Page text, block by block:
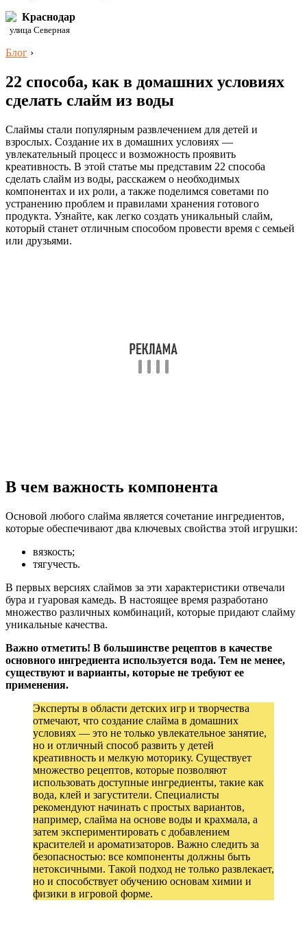
Краснодар
улица Северная
Блог ›
22 способа, как в домашних условиях
сделать слайм из воды
Слаймы стали популярным развлечением для детей и
взрослых. Создание их в домашних условиях —
увлекательный процесс и возможность проявить
креативность. В этой статье мы представим 22 способа
сделать слайм из воды, расскажем о необходимых
компонентах и их роли, а также поделимся советами по
устранению проблем и правилами хранения готового
продукта. Узнайте, как легко создать уникальный слайм,
который станет отличным способом провести время с семьей
или друзьями.
В чем важность компонента
Основой любого слайма является сочетание ингредиентов,
которые обеспечивают два ключевых свойства этой игрушки:
вязкость;
тягучесть.
В первых версиях слаймов за эти характеристики отвечали
бура и гуаровая камедь. В настоящее время разработано
множество различных комбинаций, которые придают слайму
уникальные качества.
Важно отметить! В большинстве рецептов в качестве
основного ингредиента используется вода. Тем не менее,
существуют и варианты, которые не требуют ее
применения.
Эксперты в области детских игр и творчества
отмечают, что создание слайма в домашних
условиях — это не только увлекательное занятие,
но и отличный способ развить у детей
креативность и мелкую моторику. Существует
множество рецептов, которые позволяют
использовать доступные ингредиенты, такие как
вода, клей и загустители. Специалисты
рекомендуют начинать с простых вариантов,
например, слайма на основе воды и крахмала, а
затем экспериментировать с добавлением
красителей и ароматизаторов. Важно следить за
безопасностью: все компоненты должны быть
нетоксичными. Такой подход не только развлекает,
но и способствует обучению основам химии и
физики в игровой форме.